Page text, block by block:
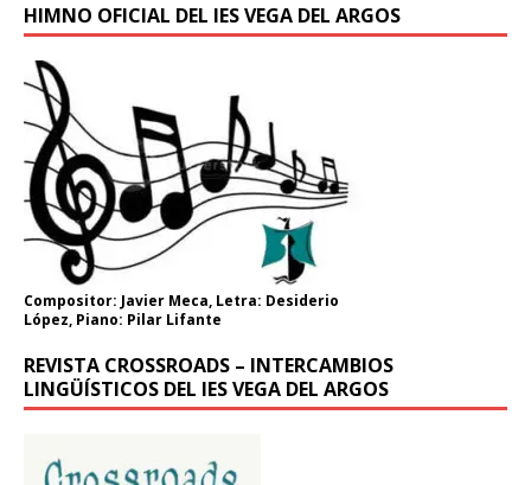
HIMNO OFICIAL DEL IES VEGA DEL ARGOS
Compositor: Javier Meca, Letra: Desiderio
López, Piano: Pilar Lifante
REVISTA CROSSROADS – INTERCAMBIOS
LINGÜÍSTICOS DEL IES VEGA DEL ARGOS